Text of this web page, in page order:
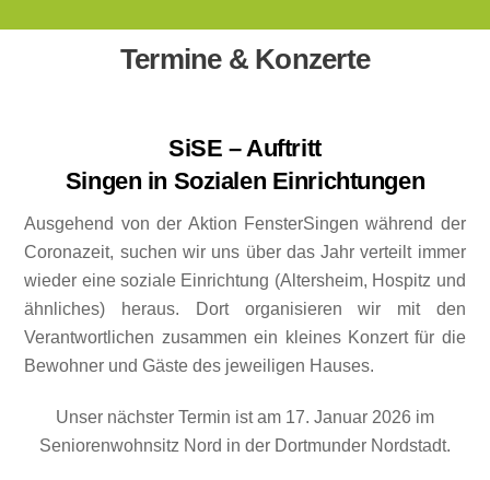
Termine & Konzerte
SiSE – Auftritt
Singen in Sozialen Einrichtungen
Ausgehend von der Aktion FensterSingen während der
Coronazeit, suchen wir uns über das Jahr verteilt immer
wieder eine soziale Einrichtung (Altersheim, Hospitz und
ähnliches) heraus. Dort organisieren wir mit den
Verantwortlichen zusammen ein kleines Konzert für die
Bewohner und Gäste des jeweiligen Hauses.
Unser nächster Termin ist am 17. Januar 2026 im
Seniorenwohnsitz Nord in der Dortmunder Nordstadt.